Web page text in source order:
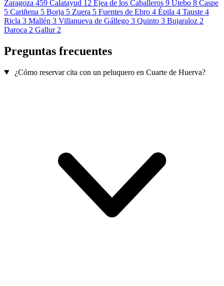
Zaragoza 459 Calatayud 12 Ejea de los Caballeros 9 Utebo 8 Caspe
5 Cariñena 5 Borja 5 Zuera 5 Fuentes de Ebro 4 Épila 4 Tauste 4
Ricla 3 Mallén 3 Villanueva de Gállego 3 Quinto 3 Bujaraloz 2
Daroca 2 Gallur 2
Preguntas frecuentes
¿Cómo reservar cita con un peluquero en Cuarte de Huerva?